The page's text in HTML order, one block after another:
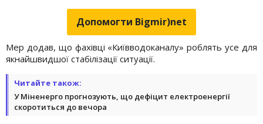
Допомогти Bigmir)net
Мер додав, що фахівці «Київводоканалу» роблять усе для
якнайшвидшої стабілізації ситуації.
Читайте також:
У Міненерго прогнозують, що дефіцит електроенергії
скоротиться до вечора